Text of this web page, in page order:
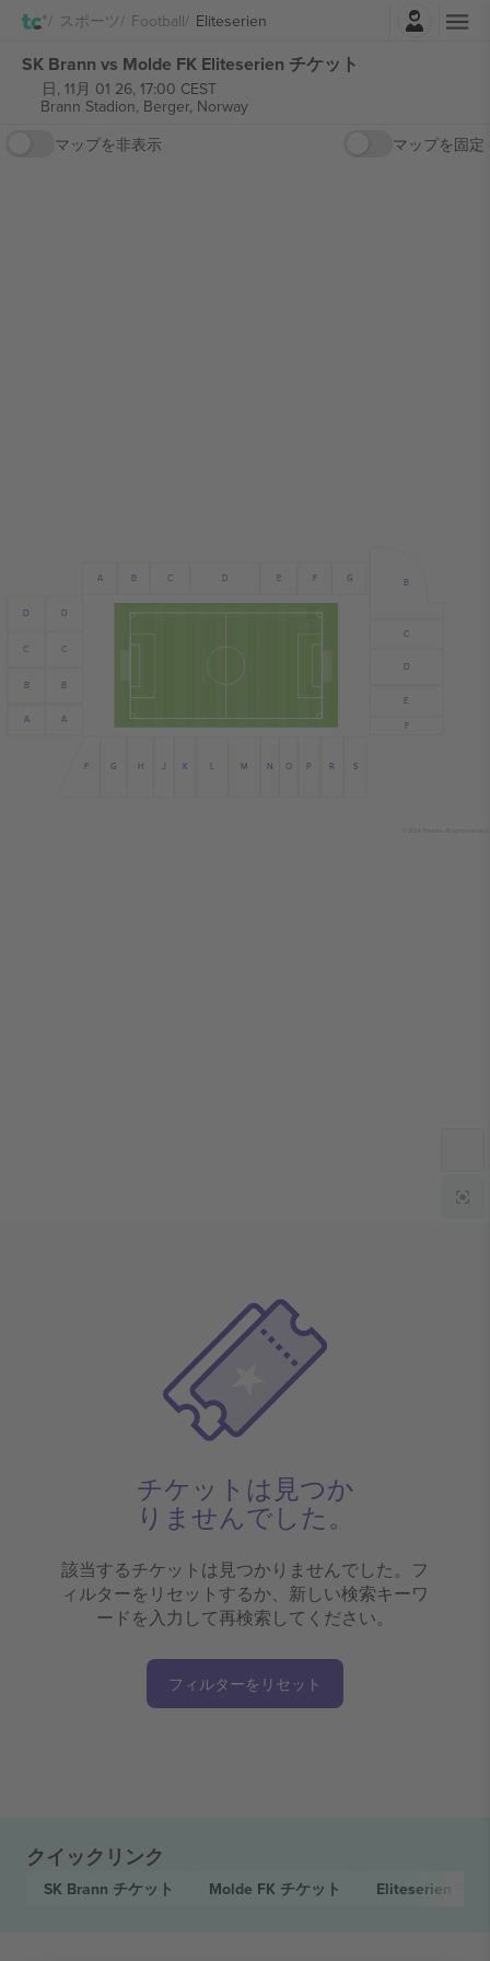
スポーツ Football Eliteserien
SK Brann vs Molde FK Eliteserien チケット
日, 11月 01 26, 17:00 CEST
Brann Stadion, Berger, Norway
マップを非表示
マップを固定
A A
B B
C C
D D
B
C
D
E
F
A B C D E F G
S
R
P
O
N
M
L
K
J
H
G
F
チケットは見つか
りませんでした。
該当するチケットは見つかりませんでした。フ
ィルターをリセットするか、新しい検索キーワ
ードを入力して再検索してください。
フィルターをリセット
クイックリンク
SK Brann チケット Molde FK チケット Eliteserien